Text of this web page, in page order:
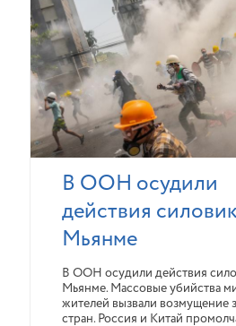
В ООН осудили
действия
Мьянме
В ООН осудили действия
Мьянме. Массовые убийства
жителей вызвали возмущение
стран. Россия и Китай